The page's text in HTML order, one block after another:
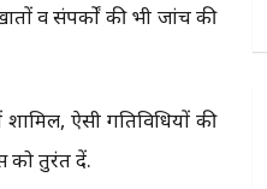
व संपर्कों की भी जांच की
ऐसी गतिविधियों की
को तुरंत दें.